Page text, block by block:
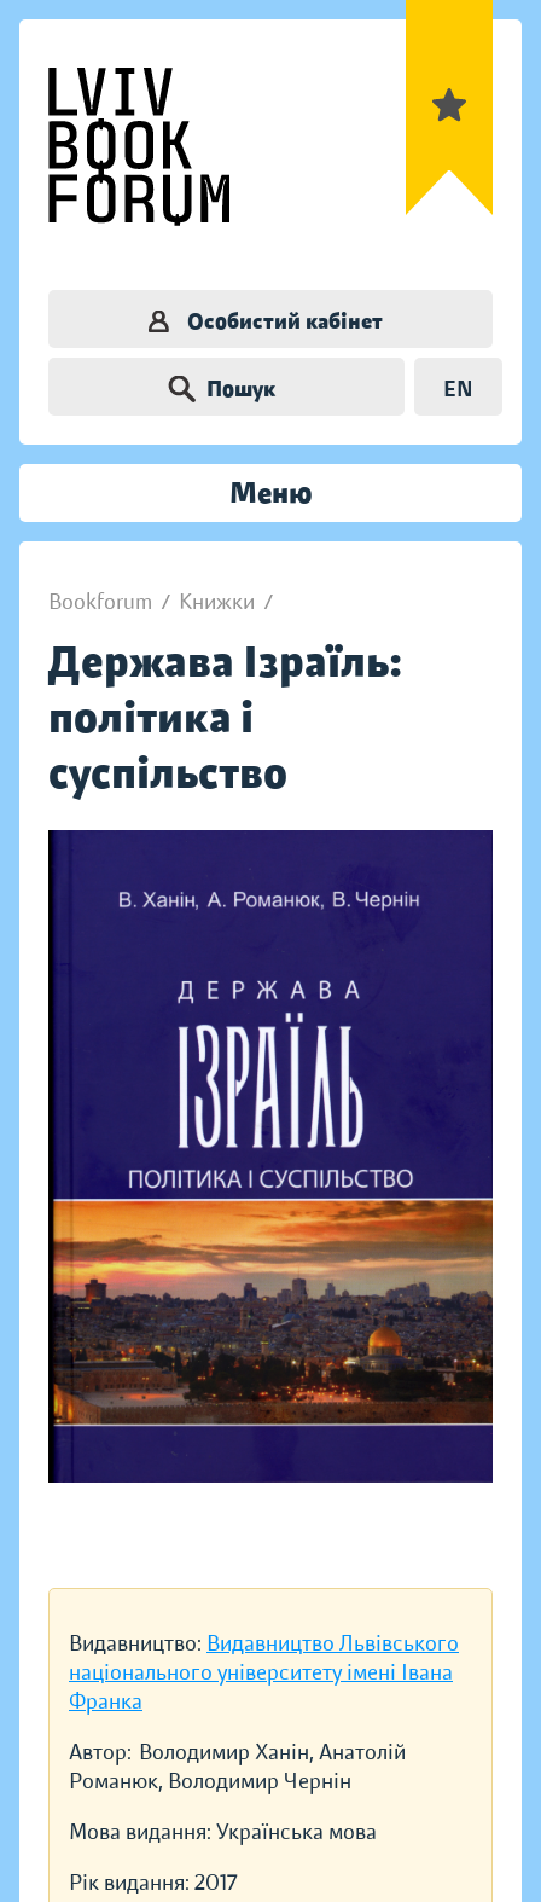
Особистий кабінет
Пошук EN
Меню
Bookforum / Книжки /
Держава Ізраїль:
політика і
суспільство
Видавництво: Видавництво Львівського
національного університету імені Івана
Франка
Автор: Володимир Ханін, Анатолій
Романюк, Володимир Чернін
Мова видання: Українська мова
Рік видання: 2017